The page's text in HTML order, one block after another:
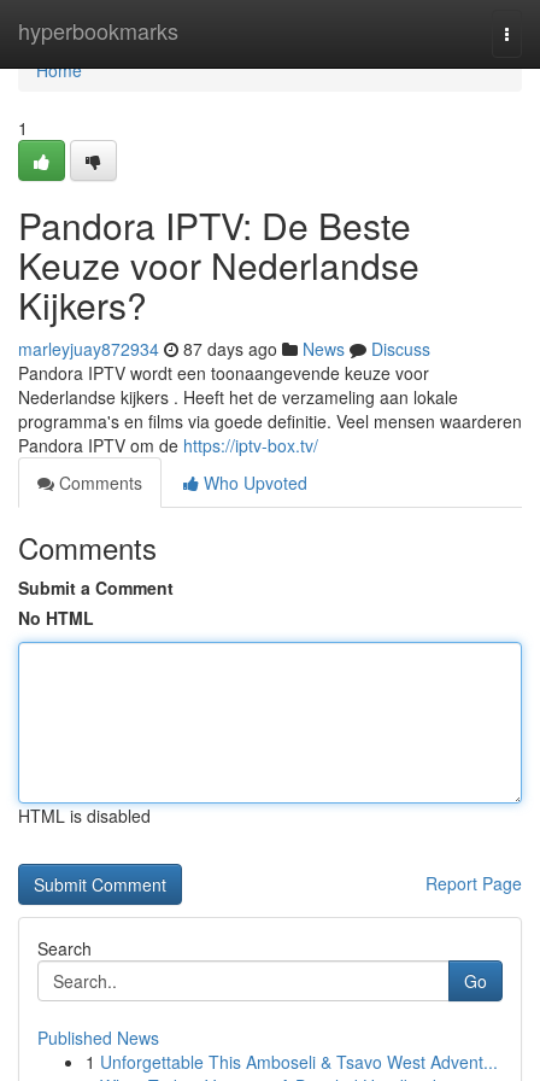
hyperbookmarks
Home
Home
1
Pandora IPTV: De Beste
Keuze voor Nederlandse
Kijkers?
marleyjuay872934 87 days ago News
Discuss
Pandora IPTV wordt een toonaangevende keuze voor
Nederlandse kijkers . Heeft het de verzameling aan lokale
programma's en films via goede definitie. Veel mensen waarderen
Pandora IPTV om de https://iptv-box.tv/
Comments
Who Upvoted
Comments
Submit a Comment
No HTML
HTML is disabled
Report Page
Search
Go
Published News
1 Unforgettable This Amboseli & Tsavo West Advent...